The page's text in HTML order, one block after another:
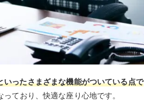
ったさまざまな機能がついている点で
ており、快適な座り心地です。